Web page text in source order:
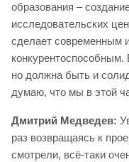
образования –
исследовательских
сделает современным
конкурентоспособным.
но должна быть и
думаю, что мы в этой
Дмитрий Медведев:
раз возвращаясь к
смотрели, всё-таки